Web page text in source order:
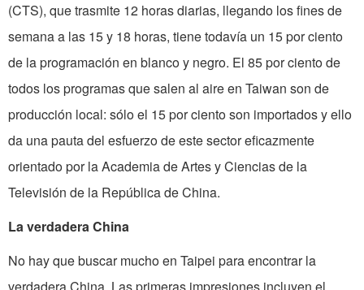
(CTS), que trasmite 12 horas diarias, llegando los fines de
semana a las 15 y 18 horas, tiene todavía un 15 por ciento
de la programación en blanco y negro. El 85 por ciento de
todos los programas que salen al aire en Taiwan son de
producción local: sólo el 15 por ciento son importados y ello
da una pauta del esfuerzo de este sector eficazmente
orientado por la Academia de Artes y Ciencias de la
Televisión de la República de China.
La verdadera China
No hay que buscar mucho en Taipei para encontrar la